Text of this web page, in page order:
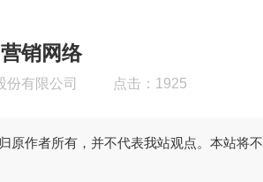
销网络
份有限公司 点击：1925
原作者所有，并不代表我站观点。本站将不